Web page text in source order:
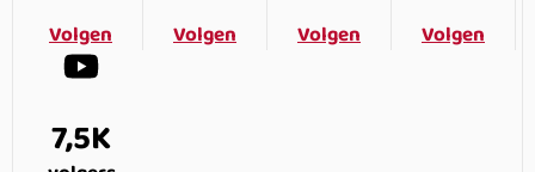
Volgen
Volgen
Volgen
Volgen
7,5K